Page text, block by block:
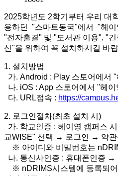
2025학년도 2학기부터 우리 대
용하던 "스마트동국"에서 "헤이
"전자출결" 및 "도서관 이용", "
신"을 위하여 꼭 설치하시길 바
1. 설치방법
가. Android : Play 스토어에서
나. iOS : App 스토어에서 "헤이
다. URL접속 : https://
2. 로그인절차(최초 설치 시)
가. 학교인증 : 헤이영 캠퍼스
교WISE" 선택 → 로그인 → 약관
※ 아이디와 비밀번호는
나. 통신사인증 : 휴대폰인증 →
※ nDRIMS시스템에 등록되어